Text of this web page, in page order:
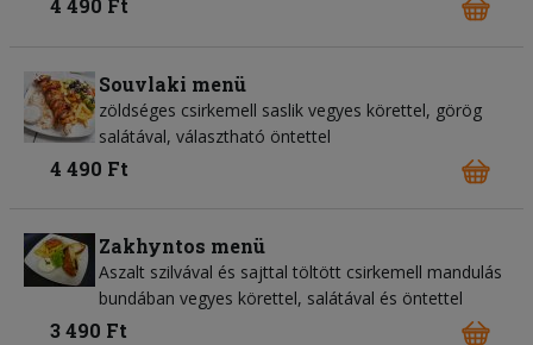
4 490 Ft
Souvlaki menü
zöldséges csirkemell saslik vegyes körettel, görög
salátával, választható öntettel
4 490 Ft
Zakhyntos menü
Aszalt szilvával és sajttal töltött csirkemell mandulás
bundában vegyes körettel, salátával és öntettel
3 490 Ft